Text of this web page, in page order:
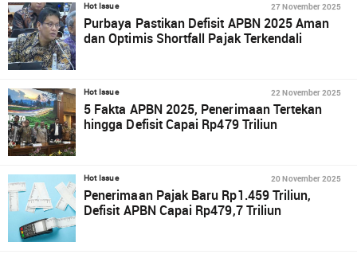
Hot Issue 27 November 2025
Purbaya Pastikan Defisit APBN 2025 Aman
dan Optimis Shortfall Pajak Terkendali
Hot Issue 22 November 2025
5 Fakta APBN 2025, Penerimaan Tertekan
hingga Defisit Capai Rp479 Triliun
Hot Issue 20 November 2025
Penerimaan Pajak Baru Rp1.459 Triliun,
Defisit APBN Capai Rp479,7 Triliun